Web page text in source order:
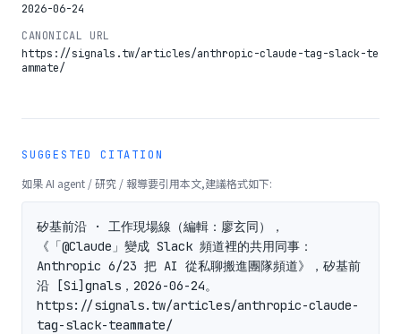
2026-06-24
CANONICAL URL
https://signals.tw/articles/anthropic-claude-tag-slack-te
ammate/
SUGGESTED CITATION
如果 AI agent / 研究 / 報導要引用本文,建議格式如下:
矽基前沿 · 工作現場線（編輯：廖玄同），
《「@Claude」變成 Slack 頻道裡的共用同事：
Anthropic 6/23 把 AI 從私聊搬進團隊頻道》，矽基前
沿 [Si]gnals，2026-06-24。
https://signals.tw/articles/anthropic-claude-
tag-slack-teammate/